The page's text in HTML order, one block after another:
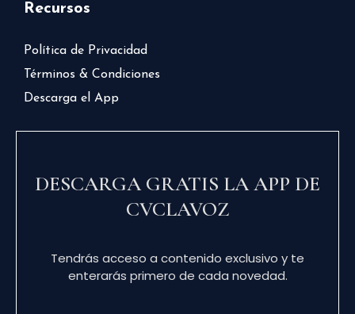
Recursos
Política de Privacidad
Términos & Condiciones
Descarga el App
DESCARGA GRATIS LA APP DE
CVCLAVOZ
Tendrás acceso a contenido exclusivo y te
enterarás primero de cada novedad.